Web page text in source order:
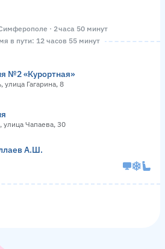
· 2 часа 50 минут
в пути: 12 часов 55 минут
№2 «Курортная»
Гагарина, 8
Чапаева, 30
А.Ш.